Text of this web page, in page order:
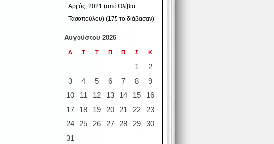
Αρμός, 2021 (από Ολίβια
Τασοπούλου) (175 το διάβασαν)
Αυγούστου 2026
Δ Τ Τ Π Π Σ Κ
1
2
3
4 5 6 7 8
9
10
11 12 13 14 15
16
17
18 19 20 21 22
23
24
25 26 27 28 29
30
31